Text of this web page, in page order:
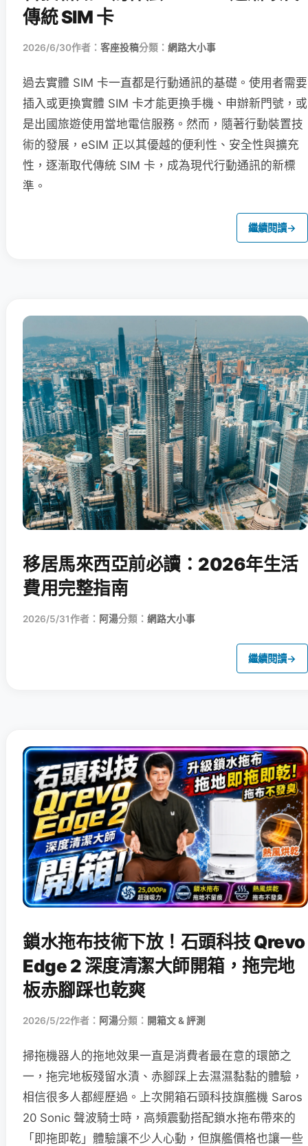
傳統 SIM 卡
2026/6/30作者： 客座投稿分類： 網路大小事
過去實體 SIM 卡一直都是行動通訊的基礎。使用者需要
插入或更換實體 SIM 卡才能更換手機、申辦新門號，或
是出國旅遊使用當地電信服務。然而，隨著行動裝置技
術的發展，eSIM 正以其優越的便利性、安全性與擴充
性，逐漸取代傳統 SIM 卡，成為現代行動通訊的新標
準。
繼續閱讀→
移居馬來西亞前必讀：2026年生活
費用完整指南
2026/5/31作者： 阿湯分類： 網路大小事
繼續閱讀→
鎖水拖布技術下放！石頭科技 Qrevo
Edge 2 深度清潔大師開箱，拖完地
板赤腳踩也乾爽
2026/5/22作者： 阿湯分類： 開箱文 & 評測
掃拖機器人的拖地效果一直是消費者最在意的環節之
一，拖完地板殘留水漬、赤腳踩上去濕濕黏黏的體驗，
相信很多人都經歷過。上次開箱石頭科技旗艦機 Saros
20 Sonic 聲波騎士時，高頻震動搭配鎖水拖布帶來的
「即拖即乾」體驗讓不少人心動，但旗艦價格也讓一些